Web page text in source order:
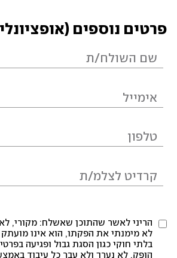
פרטים נוספים
הריני לאשר שהתוכן שאשלח: מקורי, לא
לא מימנתי את הפקתו, הוא אינו
בלתי חוקי כגון הסגת גבול ופגיעה
הופק, לא נערך ולא עבר כל עיבוד